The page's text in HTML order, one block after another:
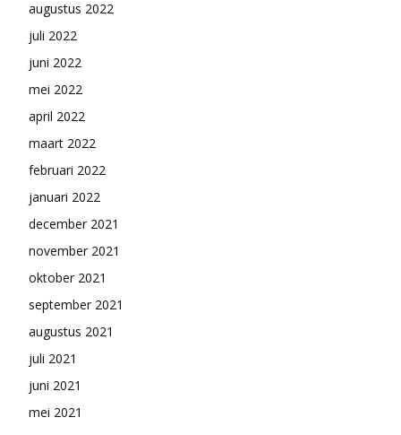
augustus 2022
juli 2022
juni 2022
mei 2022
april 2022
maart 2022
februari 2022
januari 2022
december 2021
november 2021
oktober 2021
september 2021
augustus 2021
juli 2021
juni 2021
mei 2021